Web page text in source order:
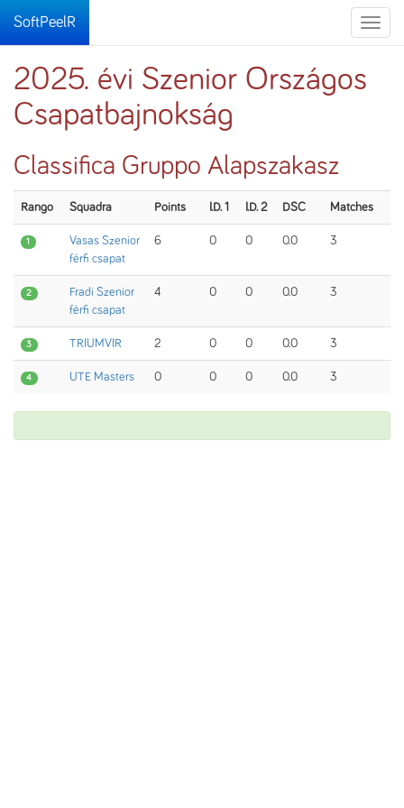
Toggle
SoftPeelR
2025. évi Szenior Országos
Csapatbajnokság
Classifica Gruppo Alapszakasz
Rango Squadra Points I.D. 1 I.D. 2 DSC Matches
1
Vasas Szenior
férfi csapat
6 0 0 0.0 3
2
Fradi Szenior
férfi csapat
4 0 0 0.0 3
3 TRIUMVIR 2 0 0 0.0 3
4 UTE Masters 0 0 0 0.0 3